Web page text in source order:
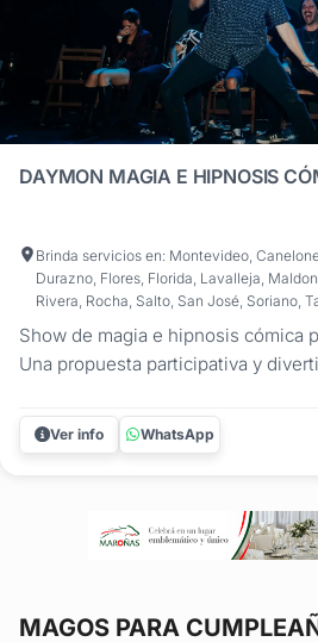
DAYMON MAGIA E HIPNOSIS
Brinda servicios en: Montevideo,
Durazno, Flores, Florida, Lavalleja,
Rivera, Rocha, Salto, San José, Soriano,
Show de magia e hipnosis cómica
Una propuesta participativa y
sus invitados. ¿Querés un show
cumpleaños de 15, que sorprenda y
Ver info WhatsApp
MAGOS PARA